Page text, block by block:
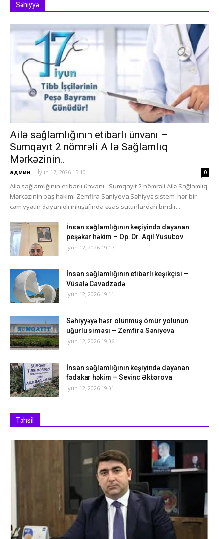
Səhiyyə
Ailə sağlamlığının etibarlı ünvanı –
Sumqayıt 2 nömrəli Ailə Sağlamlıq
Mərkəzinin...
админ - İyun 17, 2026 15:10 0
Ailə sağlamlığının etibarlı ünvanı - Sumqayıt 2 nömrəli Ailə Sağlamlıq
Mərkəzinin baş həkimi Zemfira Saniyeva Səhiyyə sistemi hər bir
cəmiyyətin dayanıqlı inkişafında əsas sütunlardan biridir....
İnsan sağlamlığının keşiyində dayanan
peşəkar həkim – Op. Dr. Aqil Yusubov
İyun 12, 2026 19:17
İnsan sağlamlığının etibarlı keşikçisi –
Vüsalə Cavadzadə
İyun 12, 2026 19:11
Səhiyyəyə həsr olunmuş ömür yolunun
uğurlu siması – Zemfira Saniyeva
İyun 12, 2026 19:06
İnsan sağlamlığının keşiyində dayanan
fədakar həkim – Sevinc Əkbərova
İyun 12, 2026 19:01
Təhsil